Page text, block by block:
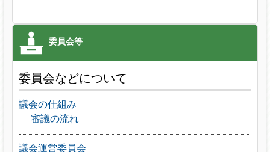
委員会などについて
議会の仕組み
審議の流れ
議会運営委員会